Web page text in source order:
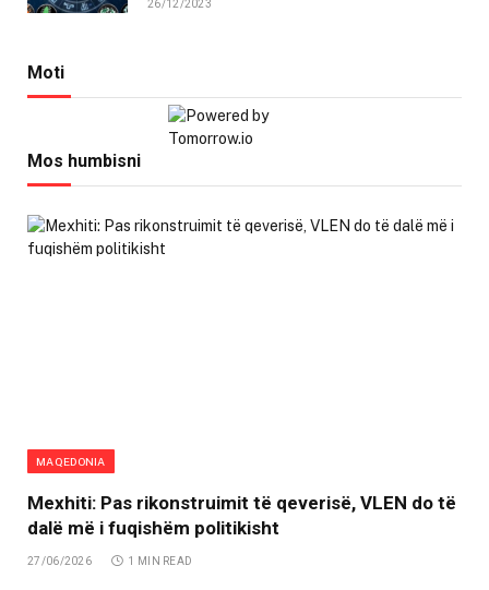
26/12/2023
Moti
Mos humbisni
MAQEDONIA
Mexhiti: Pas rikonstruimit të qeverisë, VLEN do të
dalë më i fuqishëm politikisht
27/06/2026 1 MIN READ